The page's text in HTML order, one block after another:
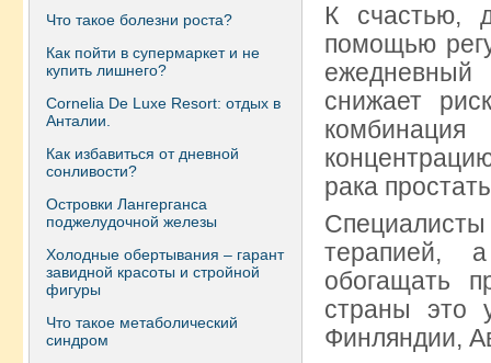
Что такое болезни роста?
Как пойти в супермаркет и не
купить лишнего?
Сornelia De Luxe Resort: отдых в
Анталии.
Как избавиться от дневной
сонливости?
Островки Лангерганса
поджелудочной железы
Холодные обертывания – гарант
завидной красоты и стройной
фигуры
Что такое метаболический
синдром
К счастью,
помощью
снижает
рака
терапией,
обогащать
страны это
Финляндии,